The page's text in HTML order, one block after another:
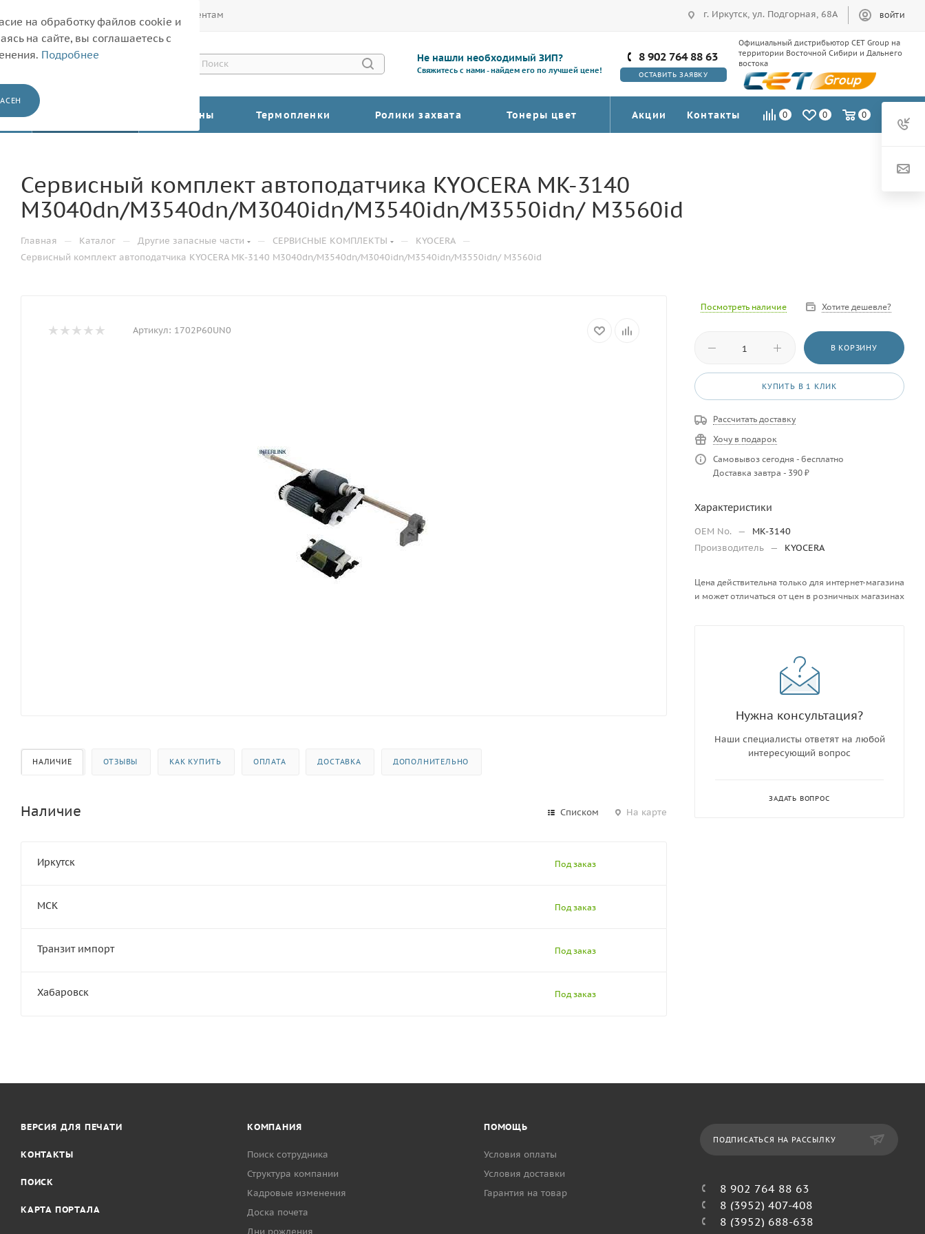
Корпоративным клиентам г. Иркутск, ул. Подгорная, 68А ВОЙТИ
Не нашли необходимый ЗИП?
Свяжитесь с нами - найдем его по лучшей цене!
8 902 764 88 63
ОСТАВИТЬ ЗАЯВКУ
Официальный дистрибьютор CET Group на
территории Восточной Сибири и Дальнего
востока
Барабаны Термопленки Ролики захвата Тонеры цвет Акции Контакты 0 0 0
Сервисный комплект автоподатчика KYOCERA MK-3140
M3040dn/M3540dn/M3040idn/M3540idn/M3550idn/ M3560id
Главная — Каталог — Другие запасные части — СЕРВИСНЫЕ КОМПЛЕКТЫ — KYOCERA —
Сервисный комплект автоподатчика KYOCERA MK-3140 M3040dn/M3540dn/M3040idn/M3540idn/M3550idn/ M3560id
Артикул: 1702P60UN0
НАЛИЧИЕ ОТЗЫВЫ КАК КУПИТЬ ОПЛАТА ДОСТАВКА ДОПОЛНИТЕЛЬНО
Наличие Списком На карте
Иркутск Под заказ
МСК Под заказ
Транзит импорт Под заказ
Хабаровск Под заказ
Посмотреть наличие Хотите дешевле?
В КОРЗИНУ
КУПИТЬ В 1 КЛИК
Рассчитать доставку
Хочу в подарок
Самовывоз сегодня - бесплатно
Доставка завтра - 390 ₽
Характеристики
OEM No. —
MK-3140
Производитель — KYOCERA
Цена действительна только для интернет-магазина
и может отличаться от цен в розничных магазинах
Нужна консультация?
Наши специалисты ответят на любой
интересующий вопрос
ЗАДАТЬ ВОПРОС
ВЕРСИЯ ДЛЯ ПЕЧАТИ
КОНТАКТЫ
ПОИСК
КАРТА ПОРТАЛА
КОМПАНИЯ
Поиск сотрудника
Структура компании
Кадровые изменения
Доска почета
Дни рождения
ПОМОЩЬ
Условия оплаты
Условия доставки
Гарантия на товар
ПОДПИСАТЬСЯ НА РАССЫЛКУ
8 902 764 88 63
8 (3952) 407-408
8 (3952) 688-638
на обработку файлов cookie и
на сайте, вы соглашаетесь с
Подробнее